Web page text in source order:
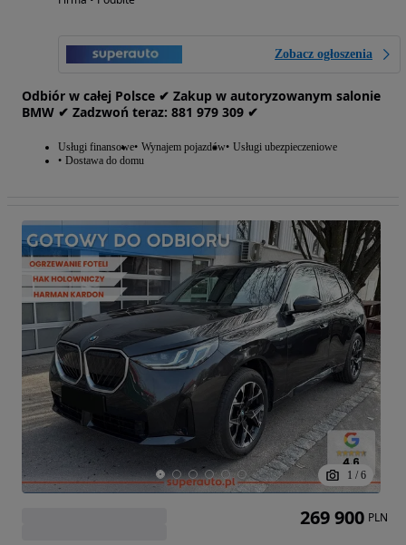
Zobacz ogłoszenia
Odbiór w całej Polsce ✔ Zakup w autoryzowanym salonie
BMW ✔ Zadzwoń teraz: 881‎ 979‎ 309 ✔
Usługi finansowe Wynajem pojazdów Usługi ubezpieczeniowe
Dostawa do domu
1 / 6
269 900 PLN